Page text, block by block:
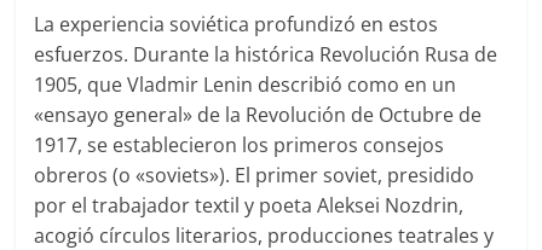
La experiencia soviética profundizó en estos
esfuerzos. Durante la histórica Revolución Rusa de
1905, que Vladmir Lenin describió como en un
«ensayo general» de la Revolución de Octubre de
1917, se establecieron los primeros consejos
obreros (o «soviets»). El primer soviet, presidido
por el trabajador textil y poeta Aleksei Nozdrin,
acogió círculos literarios, producciones teatrales y